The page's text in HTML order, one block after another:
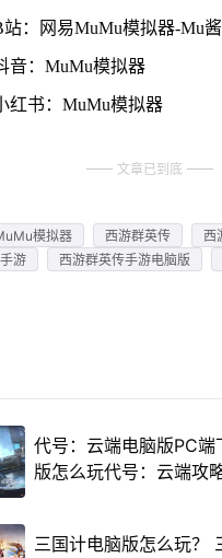
站：网易MuMu模拟器-Mu酱
音：MuMu模拟器
红书：MuMu模拟器
文章已到底
模拟器 西游群英传
西
游
西游群英传手游电脑版
代号：云端电脑版PC端
版怎么玩代号：云端攻
三国计电脑版怎么玩？